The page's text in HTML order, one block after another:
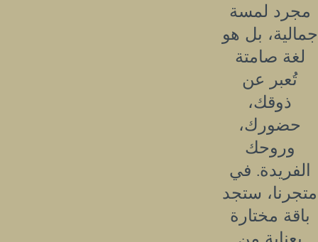
مجرد لمسة
جمالية، بل هو
لغة صامتة
تُعبر عن
ذوقك،
حضورك،
وروحك
الفريدة. في
متجرنا، ستجد
باقة مختارة